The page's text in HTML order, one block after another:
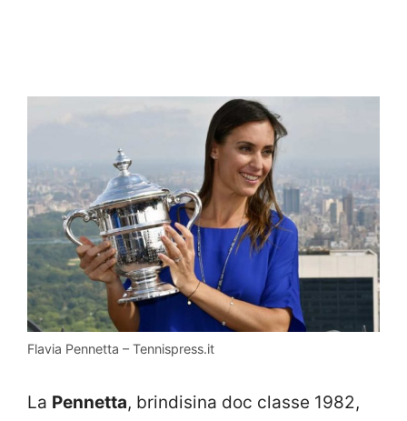
Flavia Pennetta – Tennispress.it
La Pennetta, brindisina doc classe 1982,